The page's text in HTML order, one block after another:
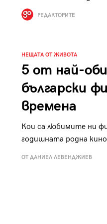
РЕДАКТОРИТЕ
НЕЩАТА ОТ ЖИВОТА
5 от най-
български
времена
Кои са любимите ни
годишната родна
ОТ ДАНИЕЛ ЛЕВЕНДЖИЕВ
29